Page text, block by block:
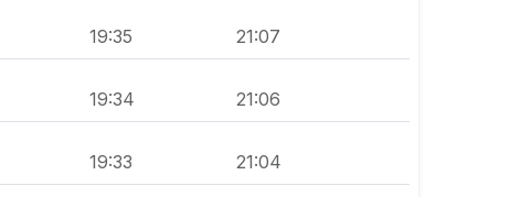
19:35 21:07
19:34 21:06
19:33 21:04